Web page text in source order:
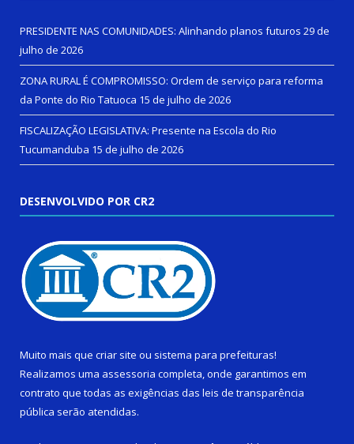
PRESIDENTE NAS COMUNIDADES: Alinhando planos futuros 29 de
julho de 2026
ZONA RURAL É COMPROMISSO: Ordem de serviço para reforma
da Ponte do Rio Tatuoca 15 de julho de 2026
FISCALIZAÇÃO LEGISLATIVA: Presente na Escola do Rio
Tucumanduba 15 de julho de 2026
DESENVOLVIDO POR CR2
Muito mais que criar site ou sistema para prefeituras!
Realizamos uma assessoria completa, onde garantimos em
contrato que todas as exigências das leis de transparência
pública serão atendidas.